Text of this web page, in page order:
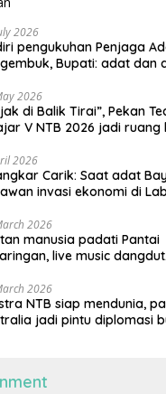
2026
pengukuhan Penjaga
Bupati: adat dan
2026
di Balik Tirai”, Pekan
V NTB 2026 jadi
2026
Carik: Saat adat
invasi ekonomi di
2026
manusia padati Pantai
live music dangdut
2026
NTB siap mendunia,
jadi pintu diplomasi